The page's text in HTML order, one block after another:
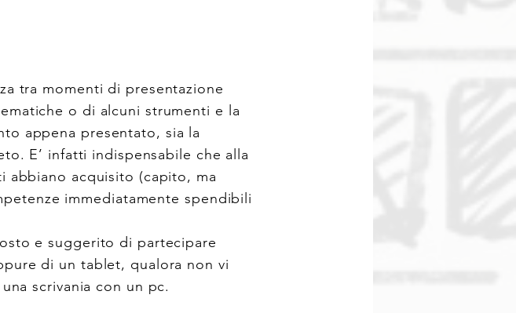
tra momenti di presentazione
o di alcuni strumenti e la
appena presentato, sia la
E’ infatti indispensabile che alla
abbiano acquisito (capito, ma
immediatamente spendibili
e suggerito di partecipare
di un tablet, qualora non vi
scrivania con un pc.